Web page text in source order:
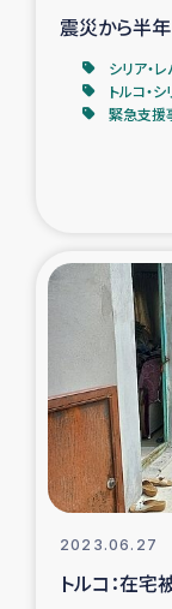
震災から半
シリア・レ
トルコ・
緊急支援
2023.06.27
トルコ：在